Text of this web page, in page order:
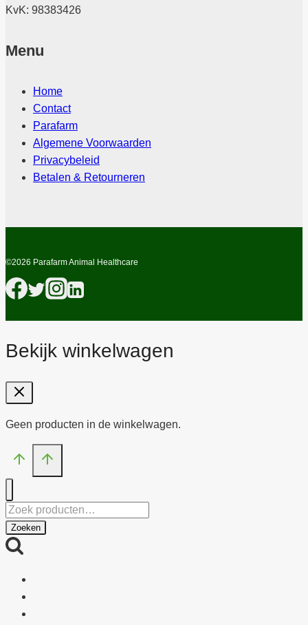
KvK: 98383426
Menu
Home
Contact
Parafarm
Algemene Voorwaarden
Privacybeleid
Betalen & Retourneren
©2026 Parafarm Animal Healthcare
Bekijk winkelwagen
Geen producten in de winkelwagen.
Zoeken
naar:
Zoeken